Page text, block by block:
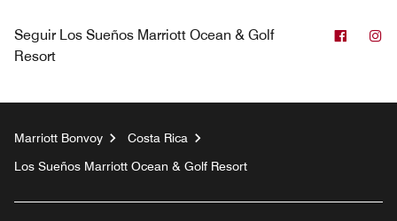
Seguir Los Sueños Marriott Ocean & Golf
Resort
Marriott Bonvoy
Costa Rica
Los Sueños Marriott Ocean & Golf Resort